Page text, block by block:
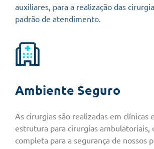
auxiliares, para a realização das
padrão de atendimento.
Ambiente Seguro
As cirurgias são realizadas em clínicas
estrutura para cirurgias ambulatoriais,
completa para a segurança de nossos